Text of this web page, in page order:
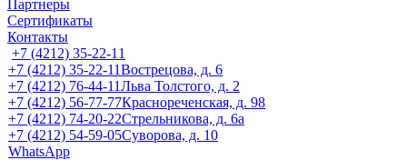
Партнеры
Сертификаты
Контакты
+7 (4212) 35-22-11
+7 (4212) 35-22-11Вострецова, д. 6
+7 (4212) 76-44-11Льва Толстого, д. 2
+7 (4212) 56-77-77Краснореченская, д. 98
+7 (4212) 74-20-22Стрельникова, д. 6а
+7 (4212) 54-59-05Суворова, д. 10
WhatsApp